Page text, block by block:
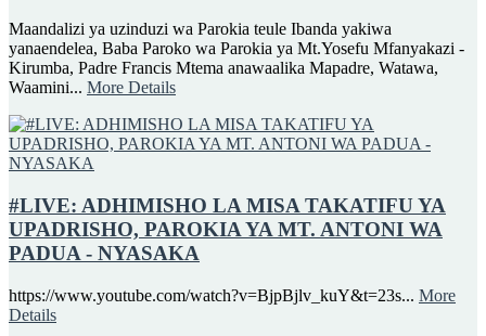
Maandalizi ya uzinduzi wa Parokia teule Ibanda yakiwa
yanaendelea, Baba Paroko wa Parokia ya Mt.Yosefu Mfanyakazi -
Kirumba, Padre Francis Mtema anawaalika Mapadre, Watawa,
Waamini... More Details
#LIVE: ADHIMISHO LA MISA TAKATIFU YA
UPADRISHO, PAROKIA YA MT. ANTONI WA
PADUA - NYASAKA
https://www.youtube.com/watch?v=BjpBjlv_kuY&t=23s... More
Details